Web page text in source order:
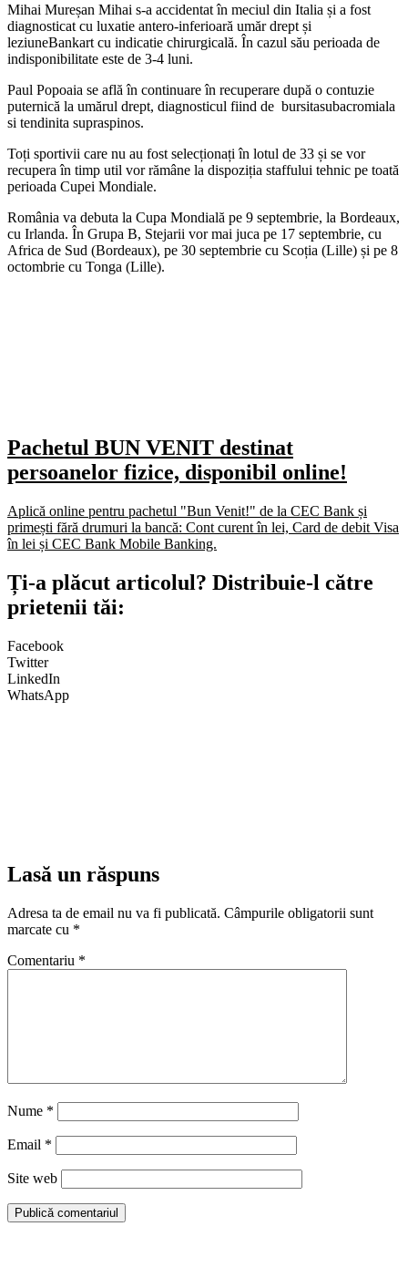
Mihai Mureșan Mihai s-a accidentat în meciul din Italia și a fost
diagnosticat cu luxatie antero-inferioară umăr drept și
leziuneBankart cu indicatie chirurgicală. În cazul său perioada de
indisponibilitate este de 3-4 luni.
Paul Popoaia se află în continuare în recuperare după o contuzie
puternică la umărul drept, diagnosticul fiind de bursitasubacromiala
si tendinita supraspinos.
Toți sportivii care nu au fost selecționați în lotul de 33 și se vor
recupera în timp util vor rămâne la dispoziția staffului tehnic pe toată
perioada Cupei Mondiale.
România va debuta la Cupa Mondială pe 9 septembrie, la Bordeaux,
cu Irlanda. În Grupa B, Stejarii vormai juca pe 17 septembrie, cu
Africa de Sud (Bordeaux), pe 30 septembrie cu Scoția (Lille) și pe 8
octombrie cu Tonga (Lille).
Pachetul BUN VENIT destinat
persoanelor fizice, disponibil online!
Aplică online pentru pachetul "Bun Venit!" de la CEC Bank și
primești fără drumuri la bancă: Cont curent în lei, Card de debit Visa
în lei și CEC Bank Mobile Banking.​
Ți-a plăcut articolul? Distribuie-l către
prietenii tăi:
Facebook
Twitter
LinkedIn
WhatsApp
Lasă un răspuns
Adresa ta de email nu va fi publicată. Câmpurile obligatorii sunt
marcate cu *
Comentariu *
Nume *
Email *
Site web